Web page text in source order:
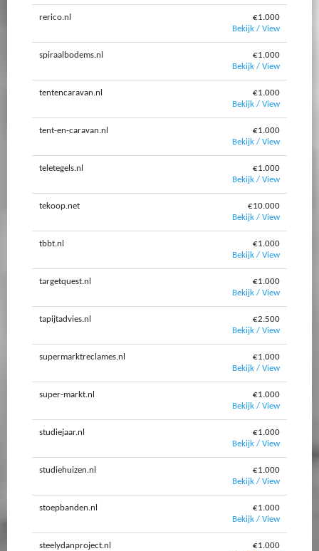
rerico.nl
€1.000
Bekijk / View
spiraalbodems.nl
€1.000
Bekijk / View
tentencaravan.nl
€1.000
Bekijk / View
tent-en-caravan.nl
€1.000
Bekijk / View
teletegels.nl
€1.000
Bekijk / View
tekoop.net
€10.000
Bekijk / View
tbbt.nl
€1.000
Bekijk / View
targetquest.nl
€1.000
Bekijk / View
tapijtadvies.nl
€2.500
Bekijk / View
supermarktreclames.nl
€1.000
Bekijk / View
super-markt.nl
€1.000
Bekijk / View
studiejaar.nl
€1.000
Bekijk / View
studiehuizen.nl
€1.000
Bekijk / View
stoepbanden.nl
€1.000
Bekijk / View
steelydanproject.nl
€1.000